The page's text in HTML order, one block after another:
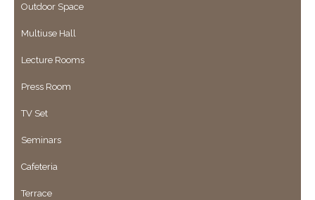
Outdoor Space
Multiuse Hall
Lecture Rooms
Press Room
TV Set
Seminars
Cafeteria
Terrace